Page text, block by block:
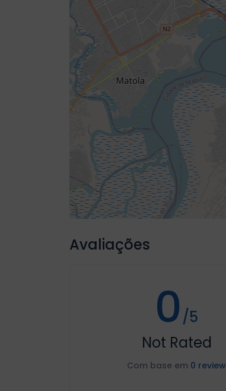
Avaliações
0/5
Not Rated
Com base em 0 review